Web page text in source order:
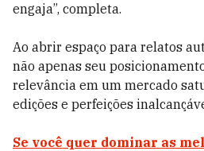
engaja”, completa.
Ao abrir espaço para relatos
não apenas seu
relevância em um mercado
edições e perfeições
Se você quer dominar as